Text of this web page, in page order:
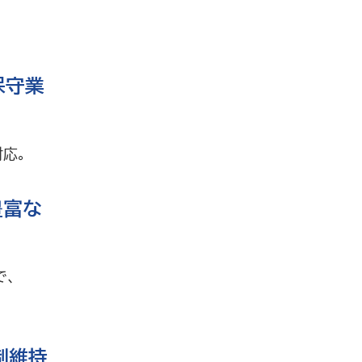
守業
。
富な
維持